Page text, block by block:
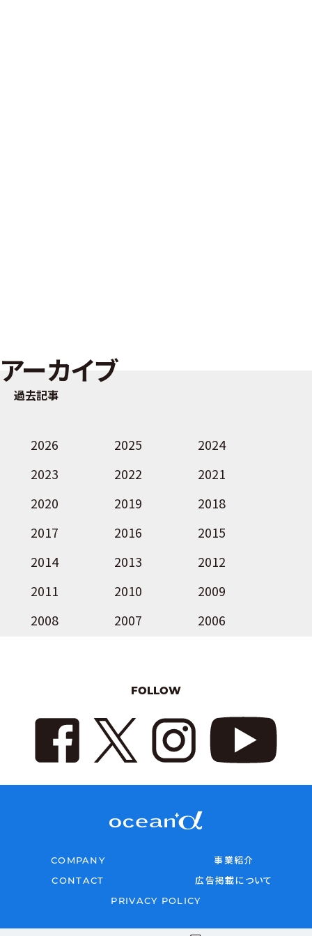
アーカイブ
過去記事
2026 2025
2024
2023
2022
2021
2020
2019
2018
2017
2016
2015
2014
2013
2012
2011
2010
2009
2008
2007 2006
FOLLOW
COMPANY
事業紹介
CONTACT
広告掲載について
PRIVACY POLICY